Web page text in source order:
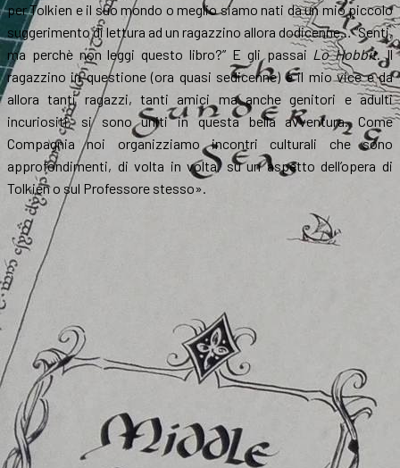
per Tolkien e il suo mondo o meglio siamo nati da un mio piccolo
suggerimento di lettura ad un ragazzino allora dodicenne… “Senti,
ma perchè non leggi questo libro?” E gli passai Lo Hobbit. Il
ragazzino in questione (ora quasi sedicenne) è il mio vice e da
allora tanti ragazzi, tanti amici ma anche genitori e adulti
incuriositi, si sono uniti in questa bella avventura. Come
Compagnia noi organizziamo incontri culturali che sono
approfondimenti, di volta in volta, su un aspetto dell’opera di
Tolkien o sul Professore stesso».